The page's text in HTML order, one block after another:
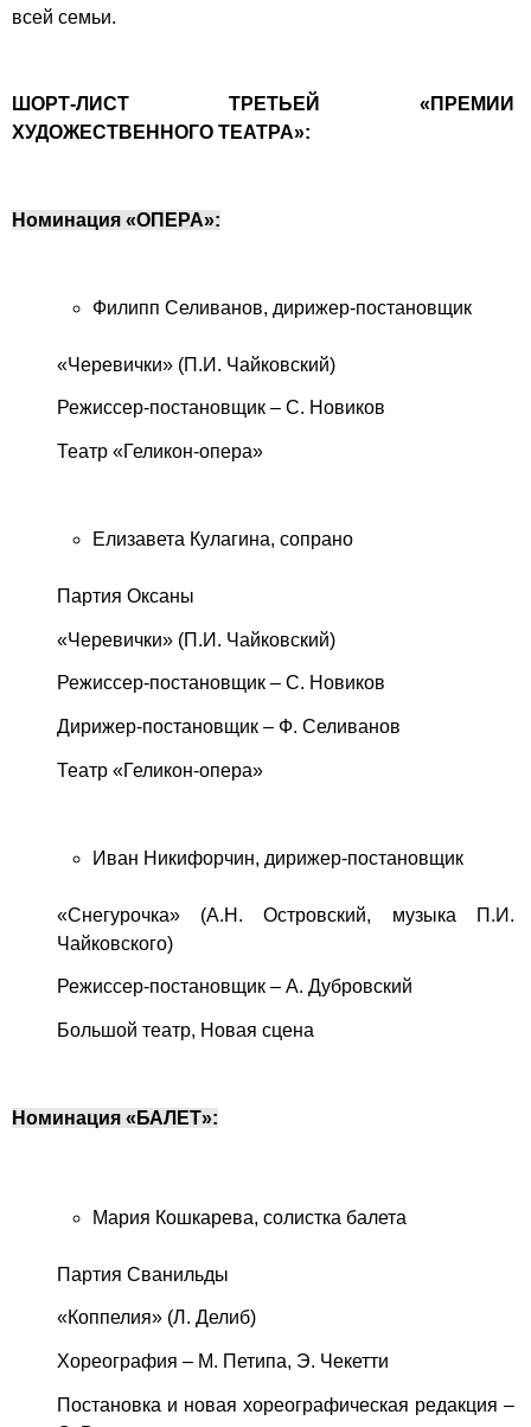
всей семьи.
ШОРТ-ЛИСТ ТРЕТЬЕЙ «ПРЕМИИ
ХУДОЖЕСТВЕННОГО ТЕАТРА»:
Номинация «ОПЕРА»:
Филипп Селиванов, дирижер-постановщик
«Черевички» (П.И. Чайковский)
Режиссер-постановщик – С. Новиков
Театр «Геликон-опера»
Елизавета Кулагина, сопрано
Партия Оксаны
«Черевички» (П.И. Чайковский)
Режиссер-постановщик – С. Новиков
Дирижер-постановщик – Ф. Селиванов
Театр «Геликон-опера»
Иван Никифорчин, дирижер-постановщик
«Снегурочка» (А.Н. Островский, музыка П.И.
Чайковского)
Режиссер-постановщик – А. Дубровский
Большой театр, Новая сцена
Номинация «БАЛЕТ»:
Мария Кошкарева, солистка балета
Партия Сванильды
«Коппелия» (Л. Делиб)
Хореография – М. Петипа, Э. Чекетти
Постановка и новая хореографическая редакция –